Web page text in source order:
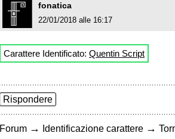
fonatica
22/01/2018 alle 16:17
Carattere Identificato: Quentin Script
Rispondere
Forum → Identificazione carattere →